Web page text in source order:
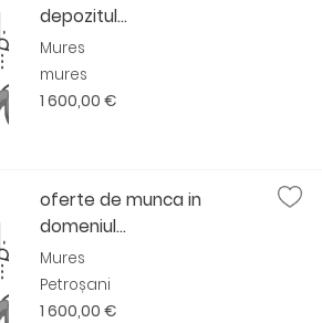
depozitul...
Mures
mures
1 600,00 €
oferte de munca in
domeniul...
Mures
Petroșani
1 600,00 €